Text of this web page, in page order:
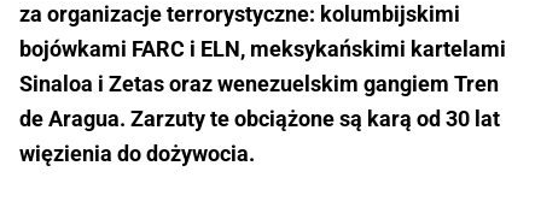
za organizacje terrorystyczne: kolumbijskimi
bojówkami FARC i ELN, meksykańskimi kartelami
Sinaloa i Zetas oraz wenezuelskim gangiem Tren
de Aragua. Zarzuty te obciążone są karą od 30 lat
więzienia do dożywocia.